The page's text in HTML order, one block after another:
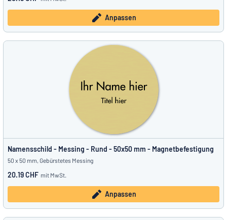
Anpassen
Namensschild - Messing - Rund - 50x50 mm - Magnetbefestigung
50 x 50 mm, Gebürstetes Messing
20.19 CHF mit MwSt.
Anpassen